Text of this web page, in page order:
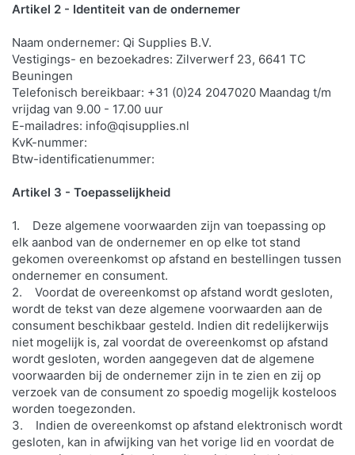
Artikel 2 - Identiteit van de ondernemer
Naam ondernemer: Qi Supplies B.V.
Vestigings- en bezoekadres: Zilverwerf 23, 6641 TC
Beuningen
Telefonisch bereikbaar: +31 (0)24 2047020 Maandag t/m
vrijdag van 9.00 - 17.00 uur
E-mailadres: info@qisupplies.nl
KvK-nummer:
Btw-identificatienummer:
Artikel 3 - Toepasselijkheid
1. Deze algemene voorwaarden zijn van toepassing op
elk aanbod van de ondernemer en op elke tot stand
gekomen overeenkomst op afstand en bestellingen tussen
ondernemer en consument.
2. Voordat de overeenkomst op afstand wordt gesloten,
wordt de tekst van deze algemene voorwaarden aan de
consument beschikbaar gesteld. Indien dit redelijkerwijs
niet mogelijk is, zal voordat de overeenkomst op afstand
wordt gesloten, worden aangegeven dat de algemene
voorwaarden bij de ondernemer zijn in te zien en zij op
verzoek van de consument zo spoedig mogelijk kosteloos
worden toegezonden.
3. Indien de overeenkomst op afstand elektronisch wordt
gesloten, kan in afwijking van het vorige lid en voordat de